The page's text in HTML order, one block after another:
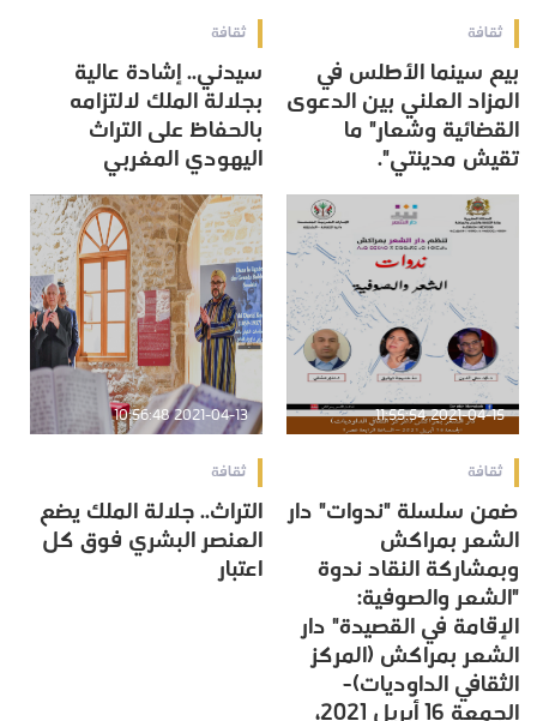
ثقافة
بيع سينما الأطلس في
المزاد العلني بين الدعوى
القضائية وشعار" ما
تقيش مدينتي".
ثقافة
سيدني.. إشادة عالية
بجلالة الملك لالتزامه
بالحفاظ على التراث
اليهودي المغربي
2021-04-15 11:55:54
ثقافة
ضمن سلسلة "ندوات" دار
الشعر بمراكش
وبمشاركة النقاد ندوة
"الشعر والصوفية:
الإقامة في القصيدة" دار
الشعر بمراكش (المركز
الثقافي الداوديات)-
2021-04-13 10:56:48
ثقافة
التراث.. جلالة الملك يضع
العنصر البشري فوق كل
اعتبار